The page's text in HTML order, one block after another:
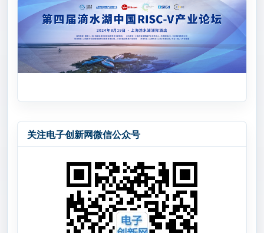
关注电子创新网微信公众号